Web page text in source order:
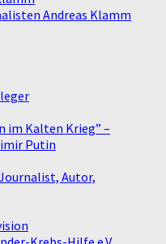
Andreas Klamm
im Kalten Krieg” –
Putin
Autor,